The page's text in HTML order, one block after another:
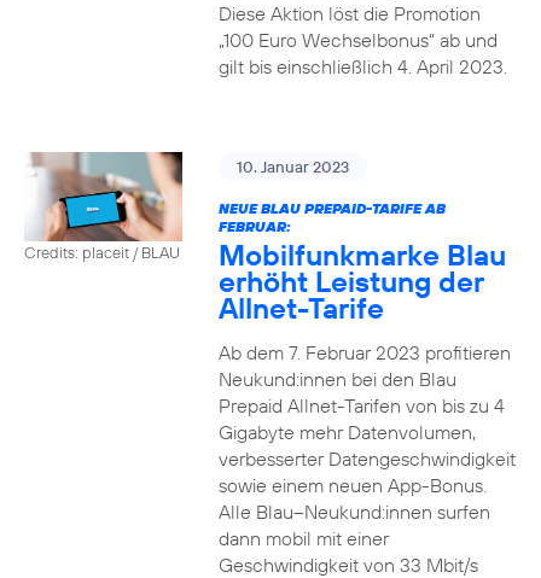
Diese Aktion löst die Promotion
„100 Euro Wechselbonus“ ab und
gilt bis einschließlich 4. April 2023.
Credits: placeit / BLAU
10. Januar 2023
NEUE BLAU PREPAID-TARIFE AB
FEBRUAR:
Mobilfunkmarke Blau
erhöht Leistung der
Allnet-Tarife
Ab dem 7. Februar 2023 profitieren
Neukund:innen bei den Blau
Prepaid Allnet-Tarifen von bis zu 4
Gigabyte mehr Datenvolumen,
verbesserter Datengeschwindigkeit
sowie einem neuen App-Bonus.
Alle Blau–Neukund:innen surfen
dann mobil mit einer
Geschwindigkeit von 33 Mbit/s